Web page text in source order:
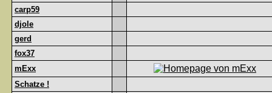
carp59
djole
gerd
fox37
mExx
Schatze !